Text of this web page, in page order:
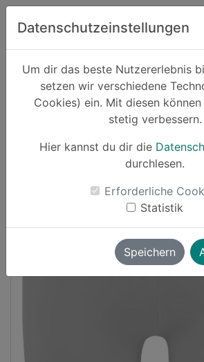
Zum
Datenschutzeinstellungen
Um dir das beste Nutzererlebnis
setzen wir verschiedene
Cookies) ein. Mit diesen
stetig verbessern.
Hier kannst du dir die
durchlesen.
Erforderliche
Statistik
Speichern
Schnäppchen Sport und